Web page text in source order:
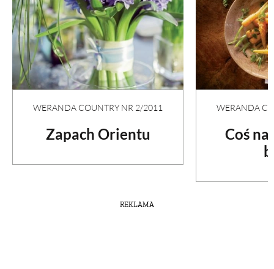
WERANDA COUNTRY NR 2/2011
Zapach Orientu
WERANDA
Coś
REKLAMA